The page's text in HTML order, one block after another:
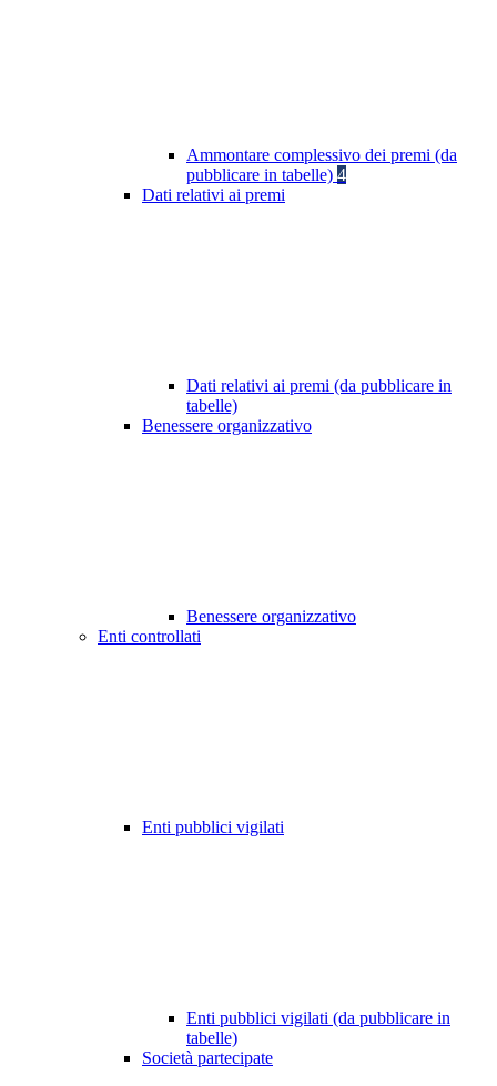
Ammontare complessivo dei premi (da
pubblicare in tabelle) 4
Dati relativi ai premi
Dati relativi ai premi (da pubblicare in
tabelle)
Benessere organizzativo
Benessere organizzativo
Enti controllati
Enti pubblici vigilati
Enti pubblici vigilati (da pubblicare in
tabelle)
Società partecipate